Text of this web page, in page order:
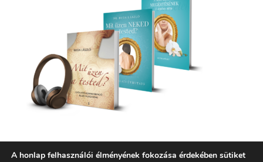
A honlap felhasználói élményének fokozása érdekében sütiket